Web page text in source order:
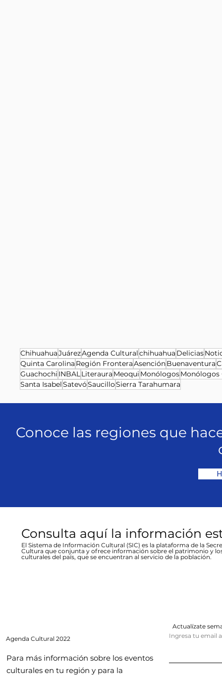
ChihuahuaJuárezAgenda Culturalchihuahua Delicias
Quinta Carolina Región FronteraAsenciónBuenaventura
Guachochi INBALLiteraura Meoqui MonólogosMonólogos
Santa IsabelSatevóSaucilloSierra Tarahumara
Conoce las regiones que
Consulta aquí la información
El Sistema de Información Cultural (SIC) es la plataforma de la
Cultura que conjunta y ofrece información sobre el patrimonio y
culturales del país, que se encuentran al servicio de la población.
Agenda Cultural 2022
Para más información sobre los eventos
culturales en tu región y para la
Actualízate
Ingresa tu email